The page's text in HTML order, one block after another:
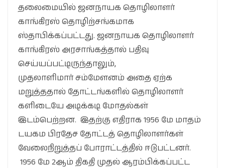
தலைமையில் ஜனநாயக தொழிலாளர்
காங்கிரஸ் தொழிற்சங்கமாக
ஸ்தாபிக்கப்பட்டது. ஜனநாயக தொழிலாளர்
காங்கிரஸ் அரசாங்கத்தால் பதிவு
செய்யப்பட்டிருந்தாலும்,
முதலாளிமார் சம்மேளனம் அதை ஏற்க
மறுத்ததால் தோட்டங்களில் தொழிலாளர்
களிடையே அடிக்கடி மோதல்கள்
இடம்பெற்றன. இதற்கு எதிராக 1956 மே மாதம்
டயகம பிரதேச தோட்டத் தொழிலாளர்கள்
வேலைநிறுத்தப் போராட்டத்தில் ஈடுபட்டனர்.
1956 மே 2ஆம் திகதி முதல் ஆரம்பிக்கப்பட்ட